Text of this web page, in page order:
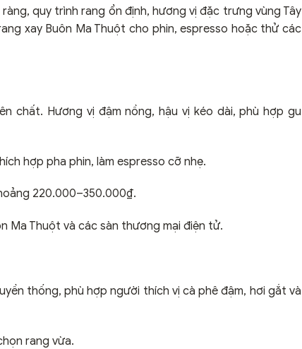
quy trình rang ổn định, hương vị đặc trưng vùng Tây
xay Buôn Ma Thuột cho phin, espresso hoặc thử các
chất. Hương vị đậm nồng, hậu vị kéo dài, phù hợp gu
hợp pha phin, làm espresso cỡ nhẹ.
220.000–350.000₫.
Ma Thuột và các sàn thương mại điện tử.
thống, phù hợp người thích vị cà phê đậm, hơi gắt và
rang vừa.